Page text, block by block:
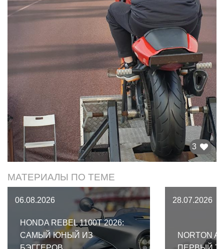
3
МАТЕРИАЛЫ ПО ТЕМЕ
06.08.2026
HONDA REBEL 1100T 2026:
САМЫЙ ЮНЫЙ ИЗ
28.07.2026
NORTON